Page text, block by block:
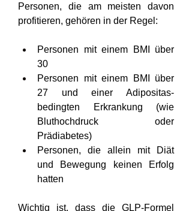
Personen, die am meisten davon
profitieren, gehören in der Regel:
Personen mit einem BMI über
30
Personen mit einem BMI über
27 und einer Adipositas-
bedingten Erkrankung (wie
Bluthochdruck oder
Prädiabetes)
Personen, die allein mit Diät
und Bewegung keinen Erfolg
hatten
Wichtig ist, dass die GLP-Formel